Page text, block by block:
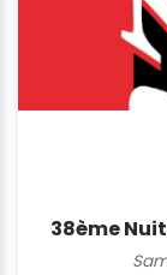
38ème